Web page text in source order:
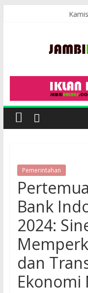
Pemerintahan
Bank
2024:
dan
Ekonomi